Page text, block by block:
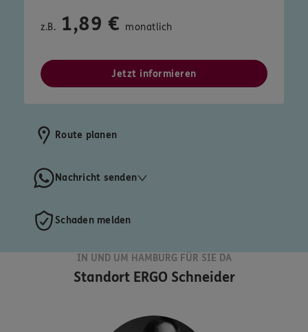
z.B. 1,89 € monatlich
Jetzt informieren
Route planen
Nachricht senden
Schaden melden
IN UND UM HAMBURG FÜR SIE DA
Standort ERGO Schneider